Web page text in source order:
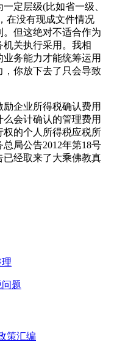
定层级(比如省一级、
在没有现成文件情况
但这绝对不适合作为
关执行采用。我相
务能力才能统筹运用
你放下去了只会导致
企业所得税确认费用
会计确认的管理费用
的个人所得税应税所
局公告2012年第18号
已经取来了大乘佛教真
题
策汇编